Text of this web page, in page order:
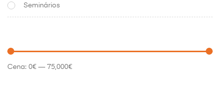
Seminários
Cena: 0€ — 75,000€